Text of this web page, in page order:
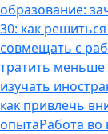
образование:
30: как
совмещать с
тратить
изучать
как привлечь
опытаРабота